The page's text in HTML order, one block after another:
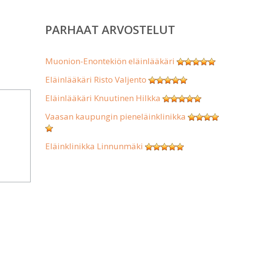
PARHAAT ARVOSTELUT
Muonion-Enontekiön eläinlääkäri
Eläinlääkäri Risto Valjento
Eläinlääkäri Knuutinen Hilkka
Vaasan kaupungin pieneläinklinikka
Eläinklinikka Linnunmäki